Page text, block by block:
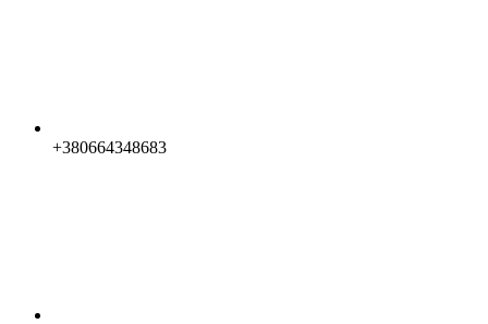
+380664348683